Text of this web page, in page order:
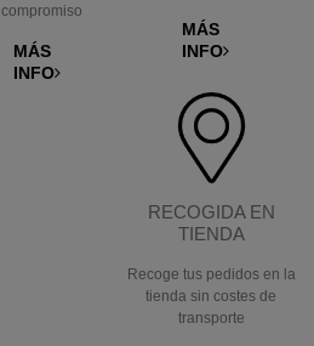
compromiso
MÁS
INFO
MÁS
INFO
RECOGIDA EN
TIENDA
Recoge tus pedidos en la
tienda sin costes de
transporte